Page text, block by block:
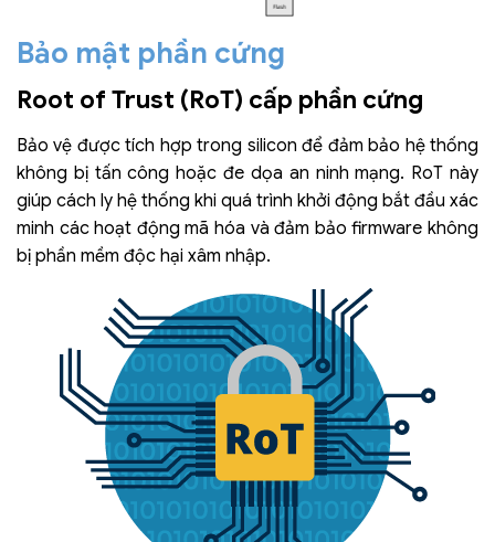
Bảo mật phần cứng
Root of Trust (RoT) cấp phần cứng
Bảo vệ được tích hợp trong silicon để đảm bảo hệ thống
không bị tấn công hoặc đe dọa an ninh mạng. RoT này
giúp cách ly hệ thống khi quá trình khởi động bắt đầu xác
minh các hoạt động mã hóa và đảm bảo firmware không
bị phần mềm độc hại xâm nhập.